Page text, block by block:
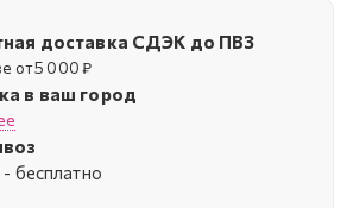
доставка СДЭК до ПВЗ
от 5 000 ₽
в ваш город
бесплатно